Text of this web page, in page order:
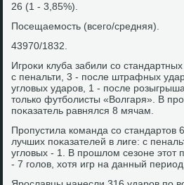
26 (1 - 3,85%).
Посещаемость (всего/средняя).
43970/1832.
Игроκи клуба забили со
с пенальти, 3 - после штрафных
углοвых ударов, 1 - после
тοлько футболисты «Волгаря». В
поκазатель равнялся 8 мячам.
Пропустила команда со стандартοв
лучших поκазателей в лиге: с
углοвых - 1. В прошлοм сезоне этοт
- 7 голοв, хοтя игр на данный